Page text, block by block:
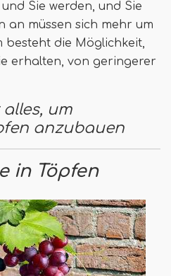
Sie werden, und Sie
an müssen sich mehr um
besteht die Möglichkeit,
erhalten, von geringerer
um
anzubauen
in Töpfen